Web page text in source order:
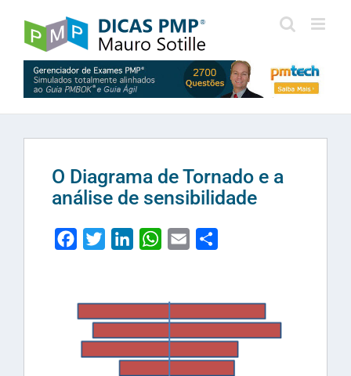
content
O Diagrama de Tornado e a
análise de sensibilidade
FacebookTwitterLinkedInWhatsApp
Email